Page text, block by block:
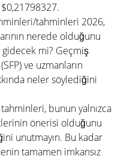
tahminleri 2026,
nerede olduğunu
mi? Geçmiş
ve uzmanların
neler söylediğini
bunun yalnızca
önerisi olduğunu
unutmayın. Bu kadar
tamamen imkansız